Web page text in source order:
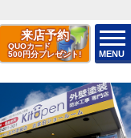
来店予約
QUOカード
500円分プレゼント!
MENU